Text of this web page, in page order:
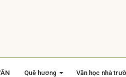
Quê hương Văn học nhà